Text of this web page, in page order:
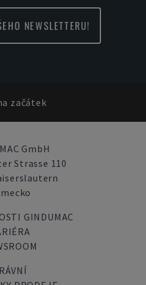
NEWSLETTERU!
začátek
GmbH
Strasse 110
GINDUMAC